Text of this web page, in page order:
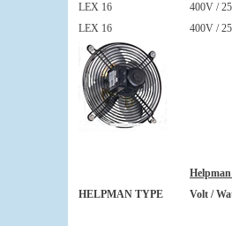
LEX 16
400V /
LEX 16
400V /
HELPMAN TYPE
Volt /